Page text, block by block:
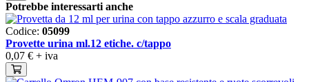
Potrebbe interessarti anche
Codice: 05099
Provette urina ml.12 etiche. c/tappo
0,07 € + iva